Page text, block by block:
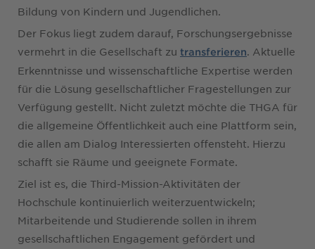
Bildung von Kindern und Jugendlichen.
Der Fokus liegt zudem darauf, Forschungsergebnisse
vermehrt in die Gesellschaft zu transferieren. Aktuelle
Erkenntnisse und wissenschaftliche Expertise werden
für die Lösung gesellschaftlicher Fragestellungen zur
Verfügung gestellt. Nicht zuletzt möchte die THGA für
die allgemeine Öffentlichkeit auch eine Plattform sein,
die allen am Dialog Interessierten offensteht. Hierzu
schafft sie Räume und geeignete Formate.
Ziel ist es, die Third-Mission-Aktivitäten der
Hochschule kontinuierlich weiterzuentwickeln;
Mitarbeitende und Studierende sollen in ihrem
gesellschaftlichen Engagement gefördert und